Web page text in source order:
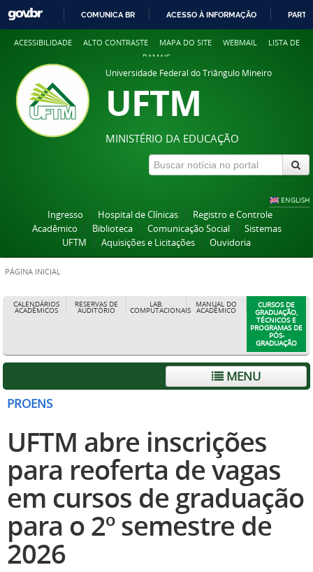
COMUNICA BR ACESSO À INFORMAÇÃO
ACESSIBILIDADE ALTO CONTRASTE MAPA DO SITE WEBMAIL
LISTA DE
RAMAIS
Universidade Federal do Triângulo Mineiro
UFTM
MINISTÉRIO DA EDUCAÇÃO
ENGLISH
Ingresso Hospital de Clínicas
Registro e Controle
Acadêmico
Biblioteca Comunicação Social
Sistemas
UFTM
Aquisições e Licitações Ouvidoria
PÁGINA INICIAL
CALENDÁRIOS
ACADÊMICOS
RESERVAS DE
AUDITÓRIO
LAB.
COMPUTACIONAIS
MANUAL DO
ACADÊMICO
CURSOS DE
GRADUAÇÃO,
TÉCNICOS E
PROGRAMAS DE
PÓS-
GRADUAÇÃO
MENU
PROENS
UFTM abre inscrições
para reoferta de vagas
em cursos de graduação
para o 2º semestre de
2026